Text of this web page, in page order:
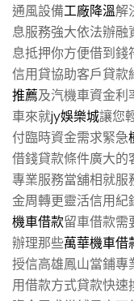
通風設備工廠降溫解
息服務強大依法辦融
息抵押你方便借到錢
信用貸協助客戶貸款
推薦及汽機車資金利
車來就jy娛樂城讓您
付臨時資金需求緊急
借錢貸款條件廣大的
專業服務當舖相就
金周轉更靈活信用
機車借款留車借款需
辦理那些萬華機車借
授信高雄鳳山當鋪專
用借款方式貸款快